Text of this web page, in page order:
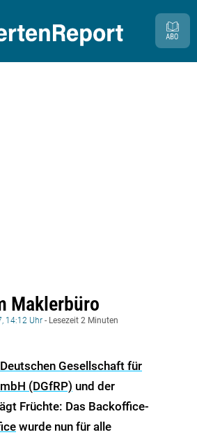
Maklerbüro
14:12 Uhr - Lesezeit 2 Minuten
Deutschen Gesellschaft für
(DGfRP) und der
Früchte: Das Backoffice-
wurde nun für alle